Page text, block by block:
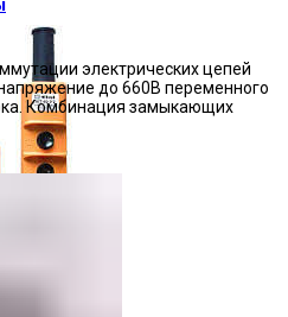
электрических цепей
до 660В переменного
Комбинация замыкающих